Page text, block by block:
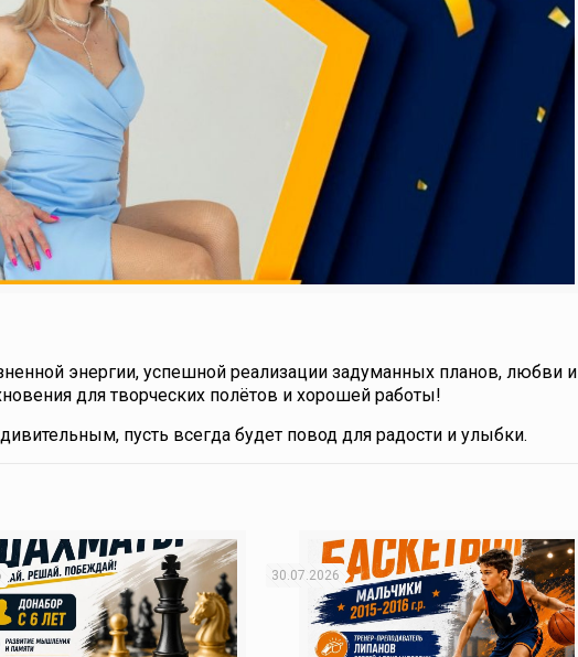
энергии, успешной реализации задуманных планов, любви и
для творческих полётов и хорошей работы!
пусть всегда будет повод для радости и улыбки.
30.07.2026